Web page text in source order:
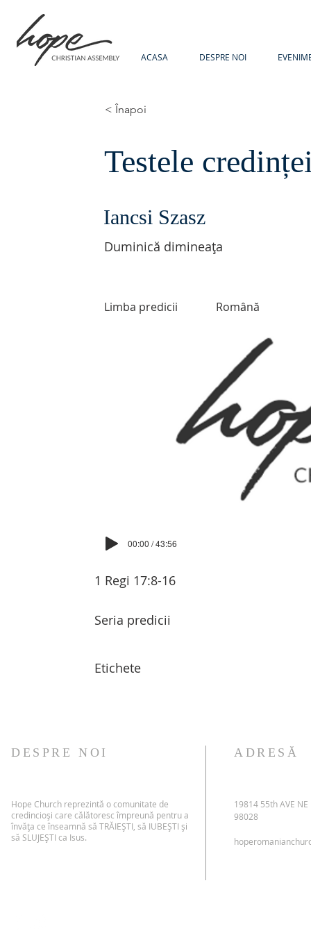
ACASA DESPRE NOI
< Înapoi
Testele
Iancsi Szasz
Duminică dimineața
Limba predicii Română
00:00 / 43:56
1 Regi 17:8-16
Seria predicii
Etichete
DESPRE NOI
Hope Church reprezintă o comunitate de
credincioși care călătoresc împreună pentru a
învăța ce înseamnă să TRĂIEȘTI, să IUBEȘTI și
să SLUJEȘTI ca Isus.
ADRESĂ
19814 55th AVE
98028